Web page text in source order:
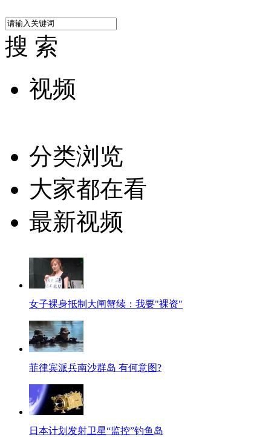
搜 索
视频
分类浏览
大家都在看
最新视频
女子裸身抵制大闸蟹续：我要"裸资"
菲律宾派兵南沙群岛 有何意图?
日本计划发射卫星“监控”钓鱼岛